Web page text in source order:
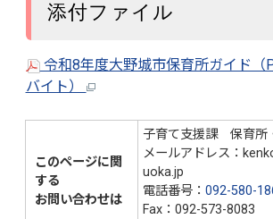
添付ファイル
令和8年度大野城市保育所ガイド（
バイト）
このページに関
する
お問い合わせは
子育て支援課 保育所
メールアドレス：
uoka.jp
電話番号： 092-580-
Fax：092-573-8083